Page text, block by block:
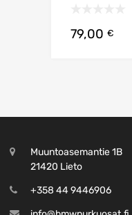
79,00 €
Muuntoasemantie 1B
21420 Lieto
+358 44 9446906